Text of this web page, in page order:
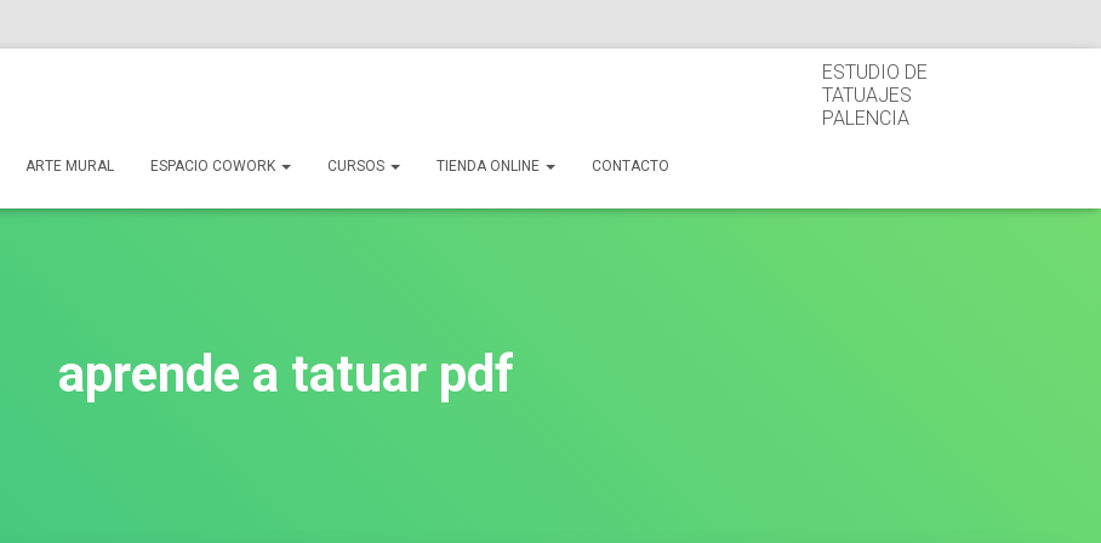
ESTUDIO DE
TATUAJES
PALENCIA
ARTE MURAL ESPACIO COWORK CURSOS TIENDA ONLINE CONTACTO
aprende a tatuar pdf